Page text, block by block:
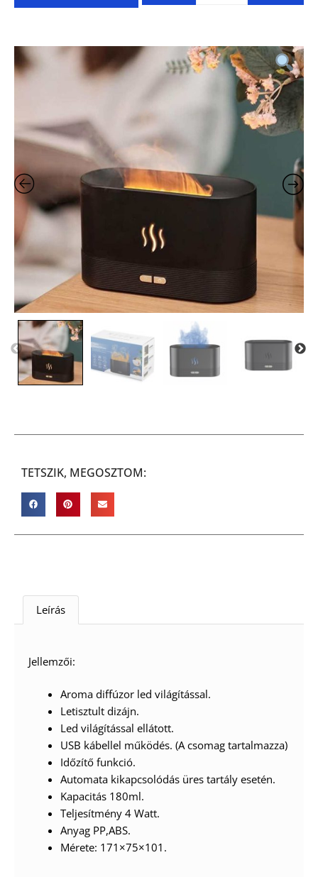
TETSZIK, MEGOSZTOM:
Leírás
Jellemzői:
Aroma diffúzor led világítással.
Letisztult dizájn.
Led világítással ellátott.
USB kábellel működés. (A csomag tartalmazza)
Időzítő funkció.
Automata kikapcsolódás üres tartály esetén.
Kapacitás 180ml.
Teljesítmény 4 Watt.
Anyag PP,ABS.
Mérete: 171×75×101.